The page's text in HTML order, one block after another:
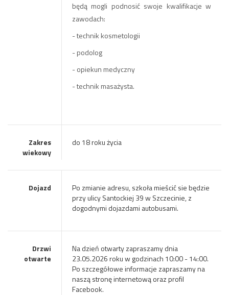
będą mogli podnosić swoje kwalifikacje w
zawodach:
- technik kosmetologii
- podolog
- opiekun medyczny
- technik masażysta.
Zakres
wiekowy
do 18 roku życia
Dojazd
Po zmianie adresu, szkoła mieścić sie będzie
przy ulicy Santockiej 39 w Szczecinie, z
dogodnymi dojazdami autobusami.
Drzwi
otwarte
Na dzień otwarty zapraszamy dnia
23.05.2026 roku w godzinach 10:00 - 14:00.
Po szczegółowe informacje zapraszamy na
naszą stronę internetową oraz profil
Facebook.